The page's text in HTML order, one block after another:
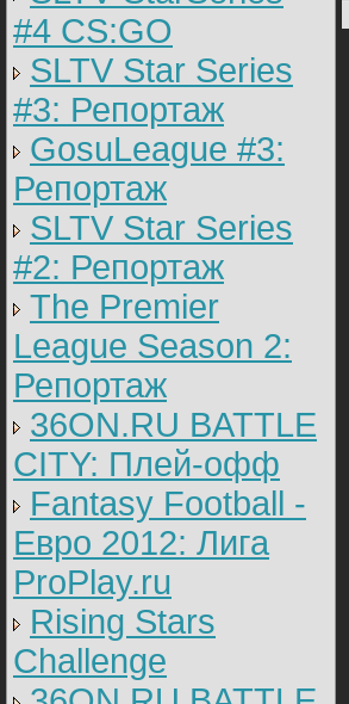
#4 CS:GO
SLTV Star Series
#3: Репортаж
GosuLeague #3:
Репортаж
SLTV Star Series
#2: Репортаж
The Premier
League Season 2:
Репортаж
36ON.RU BATTLE
CITY: Плей-офф
Fantasy Football -
Евро 2012: Лига
ProPlay.ru
Rising Stars
Challenge